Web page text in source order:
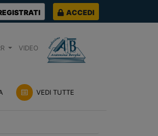
ACCEDI
VIDEO
VEDI TUTTE